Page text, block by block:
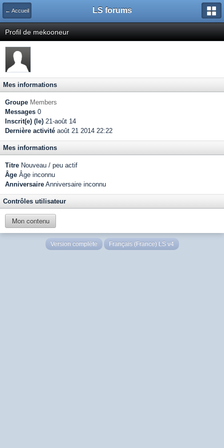
← Accueil LS forums
Profil de mekooneur
Mes informations
Groupe Members
Messages 0
Inscrit(e) (le) 21-août 14
Dernière activité août 21 2014 22:22
Mes informations
Titre Nouveau / peu actif
Âge Âge inconnu
Anniversaire Anniversaire inconnu
Contrôles utilisateur
Mon contenu
Version complète Français (France) LS v4